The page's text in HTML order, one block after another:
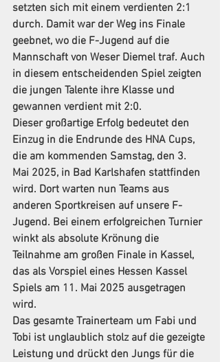
setzten sich mit einem verdienten 2:1
durch. Damit war der Weg ins Finale
geebnet, wo die F-Jugend auf die
Mannschaft von Weser Diemel traf. Auch
in diesem entscheidenden Spiel zeigten
die jungen Talente ihre Klasse und
gewannen verdient mit 2:0.
Dieser großartige Erfolg bedeutet den
Einzug in die Endrunde des HNA Cups,
die am kommenden Samstag, den 3.
Mai 2025, in Bad Karlshafen stattfinden
wird. Dort warten nun Teams aus
anderen Sportkreisen auf unsere F-
Jugend. Bei einem erfolgreichen Turnier
winkt als absolute Krönung die
Teilnahme am großen Finale in Kassel,
das als Vorspiel eines Hessen Kassel
Spiels am 11. Mai 2025 ausgetragen
wird.
Das gesamte Trainerteam um Fabi und
Tobi ist unglaublich stolz auf die gezeigte
Leistung und drückt den Jungs für die